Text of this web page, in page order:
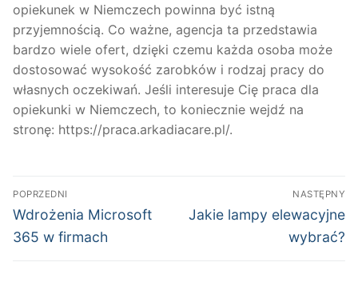
opiekunek w Niemczech powinna być istną
przyjemnością. Co ważne, agencja ta przedstawia
bardzo wiele ofert, dzięki czemu każda osoba może
dostosować wysokość zarobków i rodzaj pracy do
własnych oczekiwań. Jeśli interesuje Cię praca dla
opiekunki w Niemczech, to koniecznie wejdź na
stronę: https://praca.arkadiacare.pl/.
Nawigacja
wpisu
POPRZEDNI
Poprzedni
wpis:
Wdrożenia Microsoft
365 w firmach
NASTĘPNY
Następny
Jakie lampy elewacyjne
wybrać?